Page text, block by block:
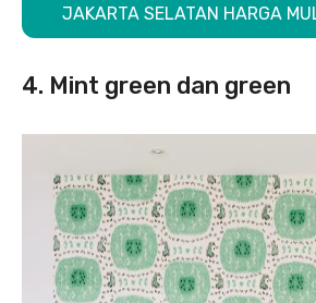
JAKARTA SELATAN HARGA
4. Mint green dan green